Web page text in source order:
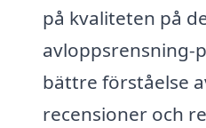
på kvaliteten på
avloppsrensning-
bättre förståelse
recensioner och